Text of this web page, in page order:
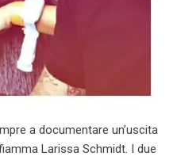
a documentare un’uscita
Larissa Schmidt. I due